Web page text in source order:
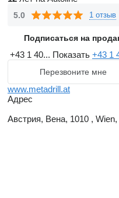
5.0 1 отзыв
Подписаться на
+43 1 40... Показать +43 1
Перезвоните мне
www.metadrill.at
Адрес
Австрия, Вена, 1010 ,